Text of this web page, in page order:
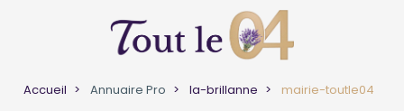
Accueil Annuaire Pro la-brillanne mairie-toutle04